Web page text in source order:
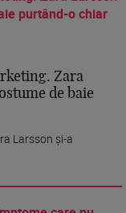
Zara
de baie
Larsson și-a